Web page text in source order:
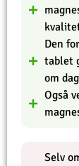
Den
tablet
om
Også
Selv